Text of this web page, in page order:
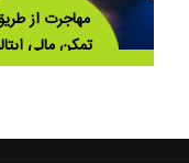
مهاجرت از
تمکن مالی